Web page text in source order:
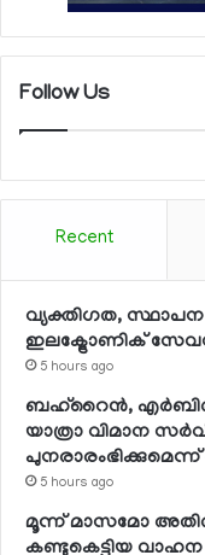
Follow Us
Recent
വ്യക്തിഗത, സ്ഥാപന
ഇലക്ട്രോണിക്
5 hours ago
ബഹ്റൈന്‍, എര്‍ബില്‍,
യാത്രാ വിമാന
5 hours ago
മൂന്ന് മാസമോ
കണ്ടുകെട്ടിയ